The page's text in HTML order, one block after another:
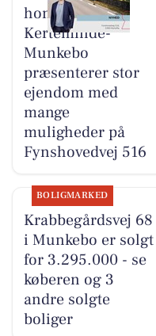
home
Kerteminde-
Munkebo
præsenterer stor
ejendom med
mange
muligheder på
Fynshovedvej 516
BOLIGMARKED
Krabbegårdsvej 68
i Munkebo er solgt
for 3.295.000 - se
køberen og 3
andre solgte
boliger